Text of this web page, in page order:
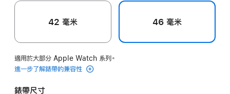
42 毫米 46 毫米
適用於大部分 Apple Watch 系列。
進一步了解錶帶的兼容性
錶帶尺寸